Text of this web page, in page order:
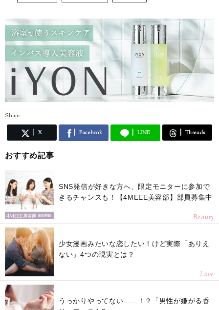
Share
X Facebook LINE Threads
おすすめ記事
SNS発信が好きな方へ、限定モニターに参加で
きるチャンスも！【4MEEE美容部】部員募集中
Beauty
少女漫画みたいな恋したい！けど実際「ありえ
ない」4つの現実とは？
Love
うっかりやってない……！？「男性が嫌がる香